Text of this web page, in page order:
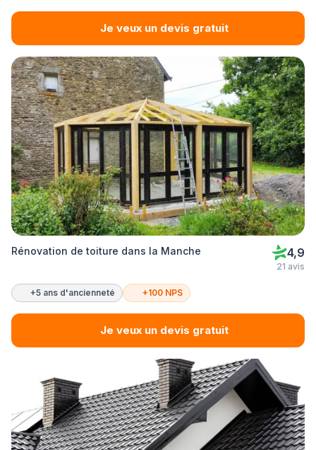
Je veux un devis gratuit
Rénovation de toiture dans la Manche 4,9
21 avis
+5 ans d'ancienneté +100 NPS
Je veux un devis gratuit